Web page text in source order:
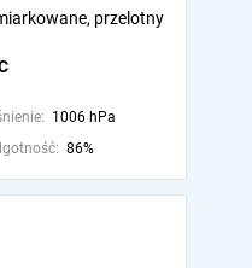
przelotny
1006 hPa
86%